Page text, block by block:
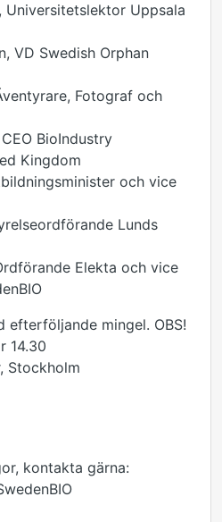
Universitetslektor Uppsala
VD Swedish Orphan
Fotograf och
BioIndustry
Kingdom
och vice
Lunds
Elekta och vice
efterföljande mingel. OBS!
14.30
Stockholm
kontakta gärna: